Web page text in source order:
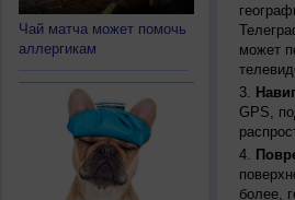
Чай матча может помочь
аллергикам
может
GPS,
более,